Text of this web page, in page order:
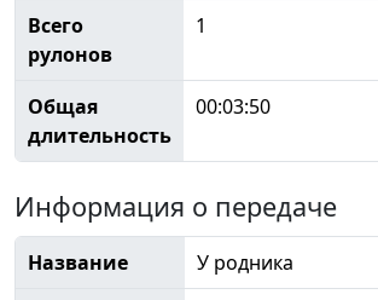
Всего
рулонов
1
Общая
длительность
00:03:50
Информация о передаче
Название
У родника